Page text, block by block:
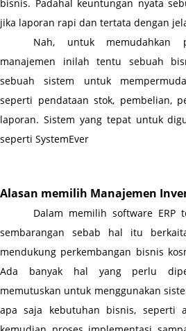
bisnis. Padahal keuntungan nyata
jika laporan rapi dan tertata dengan
Nah, untuk memudahkan
manajemen inilah tentu sebuah
sebuah sistem untuk
seperti pendataan stok, pembelian,
laporan. Sistem yang tepat untuk
seperti SystemEver
Alasan memilih Manajemen
Dalam memilih software ERP
sembarangan sebab hal itu
mendukung perkembangan bisnis
Ada banyak hal yang perlu
memutuskan untuk menggunakan
apa saja kebutuhan bisnis, seperti